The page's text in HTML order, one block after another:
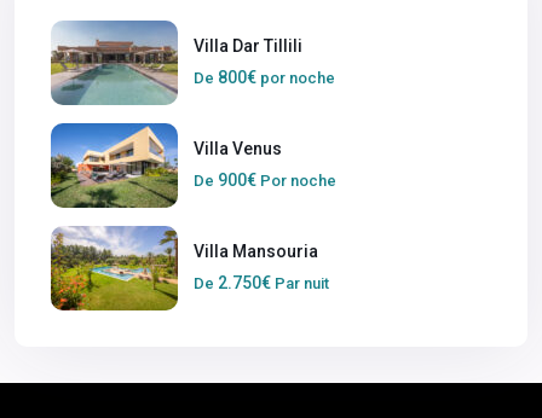
Villa Dar Tillili
De 800€ por noche
Villa Venus
De 900€ Por noche
Villa Mansouria
De 2.750€ Par nuit